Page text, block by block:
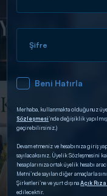
DİĞER SONUÇLAR
Şifre
Beni Hatırla
Merhaba, kullanmakta olduğunuz
Sözleşmesi’nde değişiklik
geçirebilirsiniz.)
Devam etmeniz ve hesabınıza giriş
sayılacaksınız. Üyelik
hesaplarınıza ortak üyelik hesabı
Metni’nde sayılan diğer amaçlarla
Şirketleri’ne ve yurt dışınaAçık
edilecektir.